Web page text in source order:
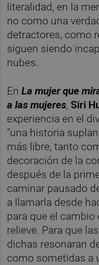
literalidad, en la
no como una
detractores, como
siguen siendo
nubes.
EnLa mujer que
a las mujeres, Siri
experiencia en el
“una historia
más libre, tanto
decoración de la
después de la
caminar pausado
a llamarla desde
para que el cambio
relieve. Para que
dichas resonaran
como sometidas a